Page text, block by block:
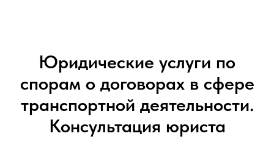
Юридические услуги по
спорам о договорах в сфере
транспортной деятельности.
Консультация юриста